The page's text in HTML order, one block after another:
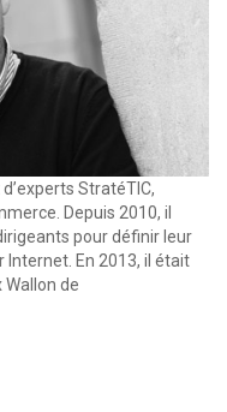
StratéTIC,
Depuis 2010, il
pour définir leur
En 2013, il était
de